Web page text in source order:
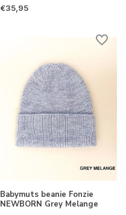
€35,95
Babymuts beanie Fonzie
NEWBORN Grey Melange